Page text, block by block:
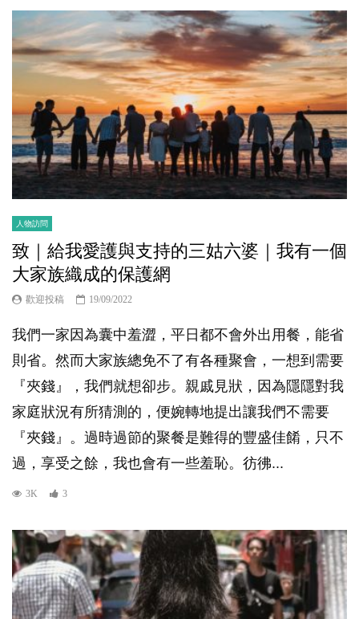
人物訪問
致｜給我愛護與支持的三姑六婆｜我有一個
大家族織成的保護網
歡迎投稿 19/09/2022
我們一家因為囊中羞澀，平日都不會外出用餐，能省
則省。然而大家族總免不了有各種聚會，一想到需要
『夾錢』，我們就想卻步。親戚見狀，因為隱隱對我
家庭狀況有所猜測的，便婉轉地提出讓我們不需要
『夾錢』。過時過節的聚餐是難得的豐盛佳餚，只不
過，享受之餘，我也會有一些羞恥。彷彿...
3K 3